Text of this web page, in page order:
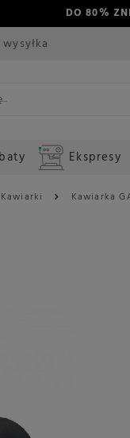
DO 80%
Ekspresy
Kawiarki Kawiarka